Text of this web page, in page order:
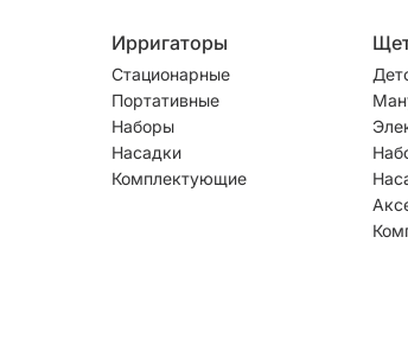
Ирригаторы
Стационарные
Портативные
Наборы
Насадки
Комплектующие